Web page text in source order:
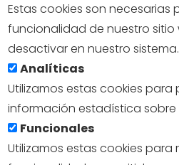
Estas cookies son necesarias
funcionalidad de nuestro sitio
desactivar en nuestro sistema.
Analíticas
Utilizamos estas cookies
información estadística sobre
Funcionales
Utilizamos estas cookies para
info@turismodesegovia.com
Aviso legal |